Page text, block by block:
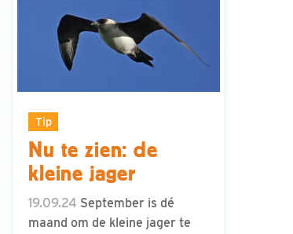
Tip
Nu te zien: de
kleine jager
19.09.24 September is dé
maand om de kleine jager te